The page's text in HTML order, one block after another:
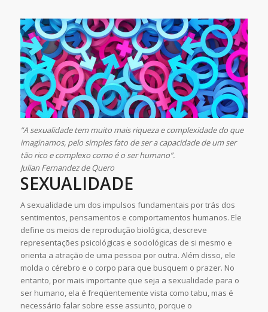
“A sexualidade tem muito mais riqueza e complexidade do que
imaginamos, pelo simples fato de ser a capacidade de um ser
tão rico e complexo como é o ser humano”.
Julian Fernandez de Quero
SEXUALIDADE
A sexualidade um dos impulsos fundamentais por trás dos
sentimentos, pensamentos e comportamentos humanos. Ele
define os meios de reprodução biológica, descreve
representações psicológicas e sociológicas de si mesmo e
orienta a atração de uma pessoa por outra. Além disso, ele
molda o cérebro e o corpo para que busquem o prazer. No
entanto, por mais importante que seja a sexualidade para o
ser humano, ela é freqüentemente vista como tabu, mas é
necessário falar sobre esse assunto, porque o